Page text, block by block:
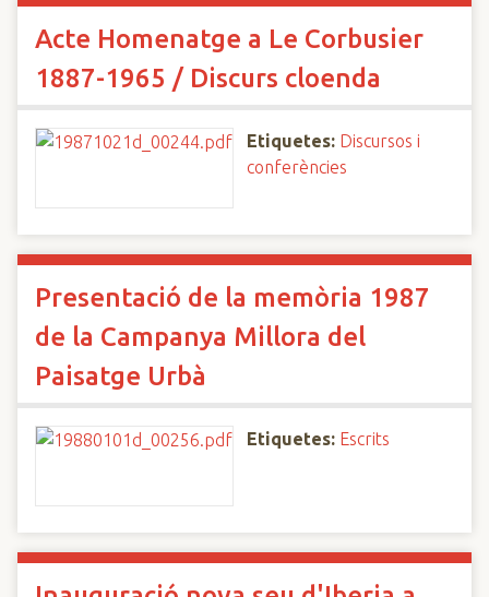
Acte Homenatge a Le Corbusier
1887-1965 / Discurs cloenda
Etiquetes: Discursos i
conferències
Presentació de la memòria 1987
de la Campanya Millora del
Paisatge Urbà
Etiquetes: Escrits